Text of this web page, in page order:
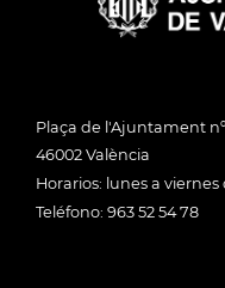
Plaça de l'Ajuntament nº
46002 València
Horarios: lunes a viernes
Teléfono: 963 52 54 78